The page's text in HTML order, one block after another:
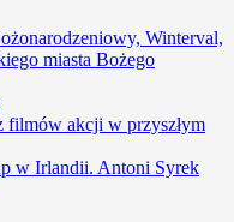
Winterval,
miasta Bożego
filmów akcji w przyszłym
w Irlandii. Antoni Syrek